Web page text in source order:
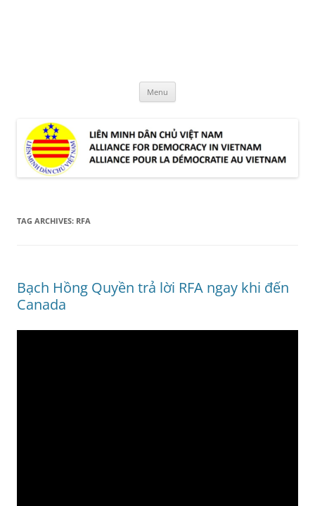
Menu
TAG ARCHIVES: RFA
Bạch Hồng Quyền trả lời RFA ngay khi đến
Canada